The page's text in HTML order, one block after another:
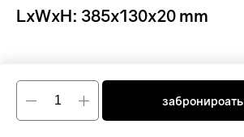
забронироать
LxWxH: 385x130x20 mm